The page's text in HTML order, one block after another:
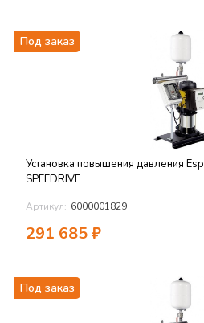
Под заказ
Установка повышения давления
SPEEDRIVE
Артикул: 6000001829
291 685₽
Под заказ